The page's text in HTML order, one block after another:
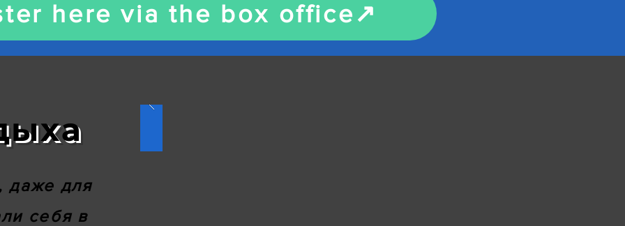
here via the box office↗️
даже для
себя в